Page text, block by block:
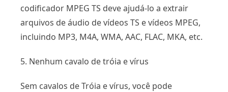
codificador MPEG TS deve ajudá-lo a extrair
arquivos de áudio de vídeos TS e vídeos MPEG,
incluindo MP3, M4A, WMA, AAC, FLAC, MKA, etc.
5. Nenhum cavalo de tróia e vírus
Sem cavalos de Tróia e vírus, você pode